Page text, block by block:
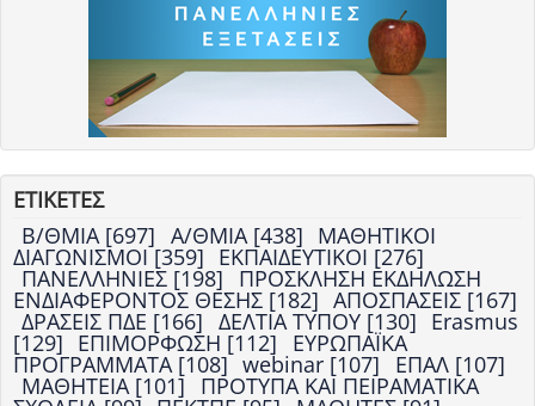
ΕΤΙΚΕΤΕΣ
Β/ΘΜΙΑ [697] Α/ΘΜΙΑ [438] ΜΑΘΗΤΙΚΟΙ
ΔΙΑΓΩΝΙΣΜΟΙ [359] ΕΚΠΑΙΔΕΥΤΙΚΟΙ [276]
ΠΑΝΕΛΛΗΝΙΕΣ [198] ΠΡΟΣΚΛΗΣΗ ΕΚΔΗΛΩΣΗ
ΕΝΔΙΑΦΕΡΟΝΤΟΣ ΘΕΣΗΣ [182] ΑΠΟΣΠΑΣΕΙΣ [167]
ΔΡΑΣΕΙΣ ΠΔΕ [166] ΔΕΛΤΙΑ ΤΥΠΟΥ [130] Erasmus
[129] ΕΠΙΜΟΡΦΩΣΗ [112] ΕΥΡΩΠΑΪΚΑ
ΠΡΟΓΡΑΜΜΑΤΑ [108] webinar [107] ΕΠΑΛ [107]
ΜΑΘΗΤΕΙΑ [101] ΠΡΟΤΥΠΑ ΚΑΙ ΠΕΙΡΑΜΑΤΙΚΑ